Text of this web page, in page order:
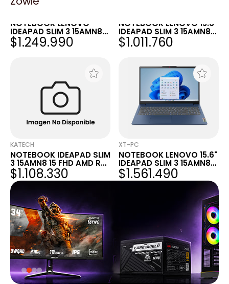
NOTEBOOK LENOVO
IDEAPAD SLIM 3 15AMN8
AMD RYZEN 3 7320U 16GB
DDR5 256G NVME 15.6
$1.249.990
NOTEBOOK LENOVO 15.6"
IDEAPAD SLIM 3 15AMN8
RYZEN 3 7320U 8GB
256GB W11H R3
$1.011.760
KATECH
NOTEBOOK IDEAPAD SLIM
3 15AMN8 15 FHD AMD R3
7320U 16GB 256GB
$1.108.330
XT-PC
NOTEBOOK LENOVO 15.6"
IDEAPAD SLIM 3 15AMN8
RYZEN 5 7520U 16GB
512GB FHD FREE R5
$1.561.490